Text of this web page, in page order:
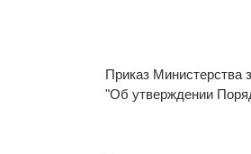
Приказ Министерства
"Об утверждении